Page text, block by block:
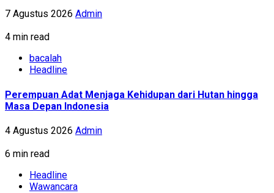
7 Agustus 2026 Admin
4 min read
bacalah
Headline
Perempuan Adat Menjaga Kehidupan dari Hutan hingga
Masa Depan Indonesia
4 Agustus 2026 Admin
6 min read
Headline
Wawancara